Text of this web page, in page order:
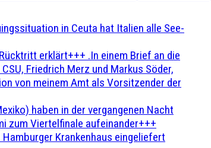
in Ceuta hat Italien alle See-
erklärt+++ .In einem Brief an die
Friedrich Merz und Markus Söder,
von meinem Amt als Vorsitzender der
haben in der vergangenen Nacht
zum Viertelfinale aufeinander+++
Krankenhaus eingeliefert